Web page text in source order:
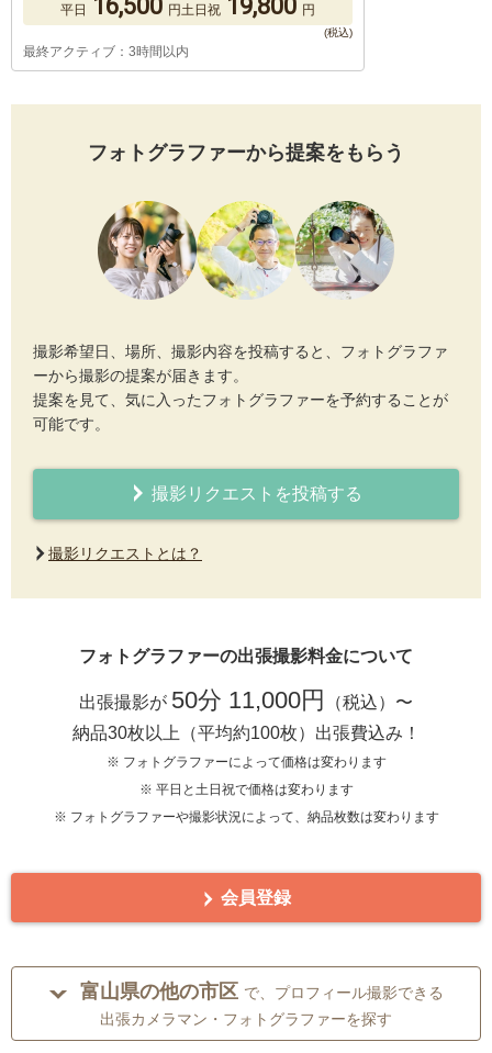
平日 16,500 円土日祝 19,800 円
最終アクティブ：3時間以内
フォトグラファーから提案をもらう
撮影希望日、場所、撮影内容を投稿すると、フォトグラファ
ーから撮影の提案が届きます。
提案を見て、気に入ったフォトグラファーを予約することが
可能です。
撮影リクエストを投稿する
撮影リクエストとは？
フォトグラファーの出張撮影料金について
出張撮影が 50分 11,000円
（税込）〜
納品30枚以上（平均約100枚）出張費込み！
※ フォトグラファーによって価格は変わります
※ 平日と土日祝で価格は変わります
※ フォトグラファーや撮影状況によって、納品枚数は変わります
会員登録
富山県の他の市区 で、プロフィール撮影できる
出張カメラマン・フォトグラファーを探す